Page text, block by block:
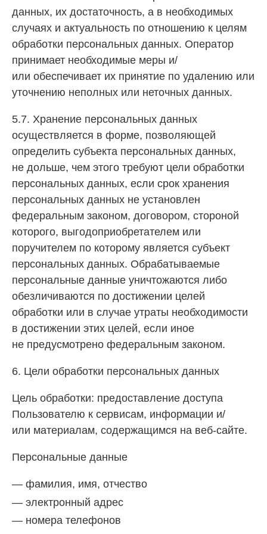
данных, их достаточность, а в необходимых
случаях и актуальность по отношению к целям
обработки персональных данных. Оператор
принимает необходимые меры и/
или обеспечивает их принятие по удалению или
уточнению неполных или неточных данных.
5.7. Хранение персональных данных
осуществляется в форме, позволяющей
определить субъекта персональных данных,
не дольше, чем этого требуют цели обработки
персональных данных, если срок хранения
персональных данных не установлен
федеральным законом, договором, стороной
которого, выгодоприобретателем или
поручителем по которому является субъект
персональных данных. Обрабатываемые
персональные данные уничтожаются либо
обезличиваются по достижении целей
обработки или в случае утраты необходимости
в достижении этих целей, если иное
не предусмотрено федеральным законом.
6. Цели обработки персональных данных
Цель обработки: предоставление доступа
Пользователю к сервисам, информации и/
или материалам, содержащимся на веб-сайте.
Персональные данные
фамилия, имя, отчество
электронный адрес
номера телефонов